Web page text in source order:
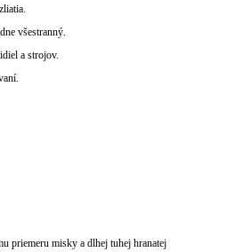
všestranný.
a strojov.
priemeru misky a dlhej tuhej hranatej